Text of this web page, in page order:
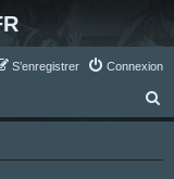
Connexion
S’enregistrer
e